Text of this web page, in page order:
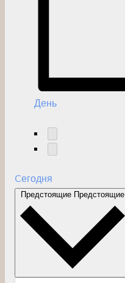
День
Cегодня
Предстоящие Предстоящие